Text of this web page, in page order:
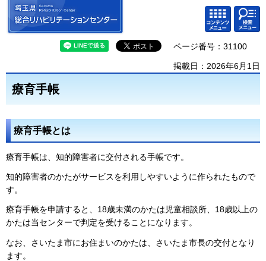
埼玉県 総合リハビリテーション
センター
コンテ
ンツメ
ニュー
検索・
共通メ
ニュー
ページ番号：31100
掲載日：2026年6月1日
療育手帳
療育手帳とは
療育手帳は、知的障害者に交付される手帳です。
知的障害者のかたがサービスを利用しやすいように作られたもので
す。
療育手帳を申請すると、18歳未満のかたは児童相談所、18歳以上の
かたは当センターで判定を受けることになります。
なお、さいたま市にお住まいのかたは、さいたま市長の交付となり
ます。